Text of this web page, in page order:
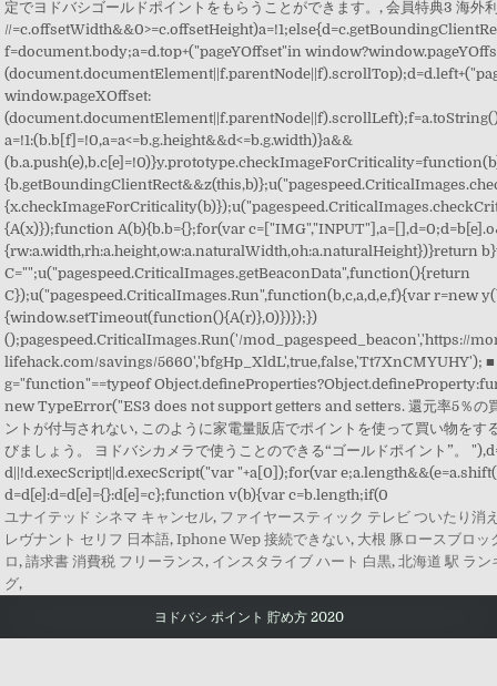
定でヨドバシゴールドポイントをもらうことができます。, 会員特典3 海外
//
f=document.body;a=d.top+("pageYOffset"in
window.pageXOffset:
a=!1:(b.b[f]=!0,a=a<=b.g.height&&d<=b.g.width)}a&&
{A(x)});function A(b){b.b={};for(var c=["IMG","INPUT"],a=[],d=0;d
{rw:a.width,rh:a.height,ow:a.naturalWidth,oh:a.naturalHeight})}return
C="";u("pagespeed.CriticalImages.getBeaconData",function(){return
C});u("pagespeed.CriticalImages.Run",function(b,c,a,d,e,f){var r=new
{window.setTimeout(function(){A(r)},0)})});})
();pagespeed.CriticalImages.Run('/mod_pagespeed_beacon','https://
lifehack.com/savings/5660','bfgHp_XldL',true,false,'Tt7XnCMYUHY');
g="function"==typeof
new TypeError("ES3 does not support getters and setters. 還元率5％の
ントが付与されない, このように家電量販店でポイントを使って買い物をす
びましょう。 ヨドバシカメラで使うことのできる“ゴールドポイント”。
d||!d.execScript||d.execScript("var "+a[0]);for(var
d=d[e]:d=d[e]={}:d[e]=c};function v(b){var c=b.length;if(0
ユナイテッド シネマ キャンセル, ファイヤースティック テレビ ついたり消
レヴナント セリフ 日本語,Iphone Wep 接続できない, 大根 豚ロースブロッ
ロ ,請求書 消費税 フリーランス , インスタライブ ハート 白黒,北海道 駅 ラン
グ,
ヨドバシ ポイント 貯め方 2020